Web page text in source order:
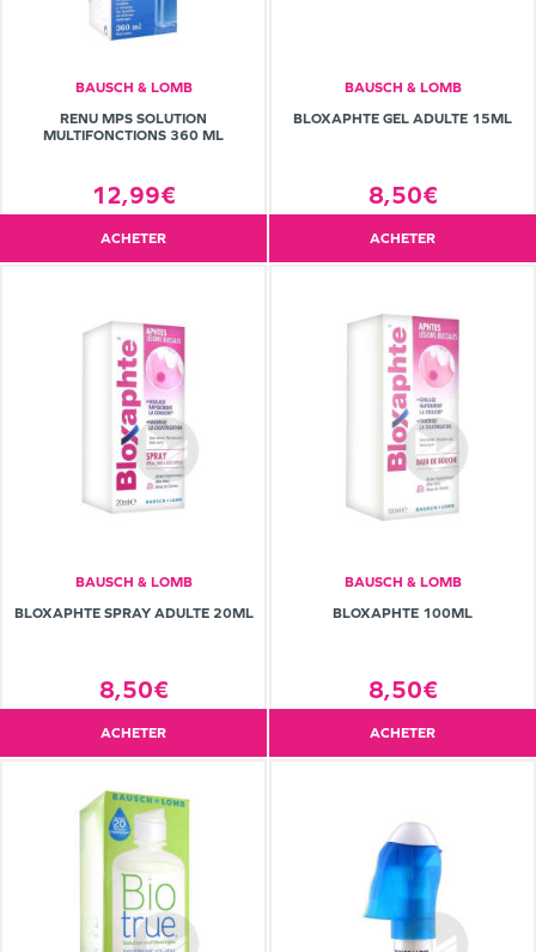
BAUSCH & LOMB
RENU MPS SOLUTION
MULTIFONCTIONS 360 ML
12,99€
ACHETER
BAUSCH & LOMB
BLOXAPHTE GEL ADULTE 15ML
8,50€
ACHETER
BAUSCH & LOMB
BLOXAPHTE SPRAY ADULTE 20ML
8,50€
ACHETER
BAUSCH & LOMB
BLOXAPHTE 100ML
8,50€
ACHETER